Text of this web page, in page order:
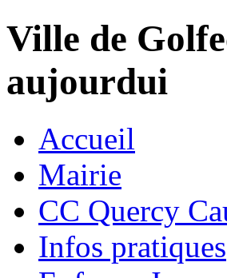
Ville de
aujourdui
Accueil
Mairie
CC Quercy
Infos pratiques